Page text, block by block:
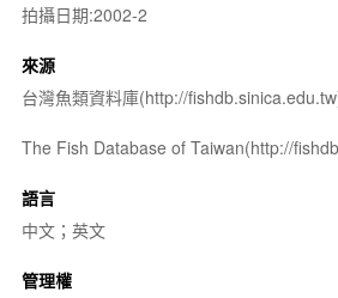
拍攝日期:2002-2
來源
台灣魚類資料庫(http://
The Fish Database of Taiwan(http://
語言
中文；英文
管理權